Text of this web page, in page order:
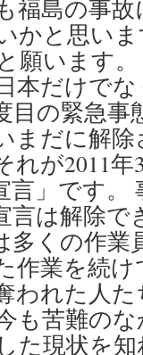
福島の事
かと思い
願います。
本だけで
目の緊急
まだに解
れが2011年
言」です。
言は解除
多くの作業
作業を続
われた人
も苦難の
た現状を